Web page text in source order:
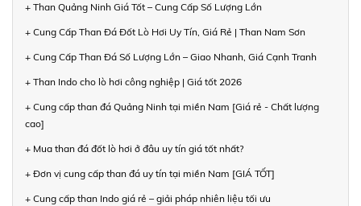
+ Than Quảng Ninh Giá Tốt – Cung Cấp Số Lượng Lớn
+ Cung Cấp Than Đá Đốt Lò Hơi Uy Tín, Giá Rẻ | Than Nam Sơn
+ Cung Cấp Than Đá Số Lượng Lớn – Giao Nhanh, Giá Cạnh Tranh
+ Than Indo cho lò hơi công nghiệp | Giá tốt 2026
+ Cung cấp than đá Quảng Ninh tại miền Nam [Giá rẻ - Chất lượng
cao]
+ Mua than đá đốt lò hơi ở đâu uy tín giá tốt nhất?
+ Đơn vị cung cấp than đá uy tín tại miền Nam [GIÁ TỐT]
+ Cung cấp than Indo giá rẻ – giải pháp nhiên liệu tối ưu